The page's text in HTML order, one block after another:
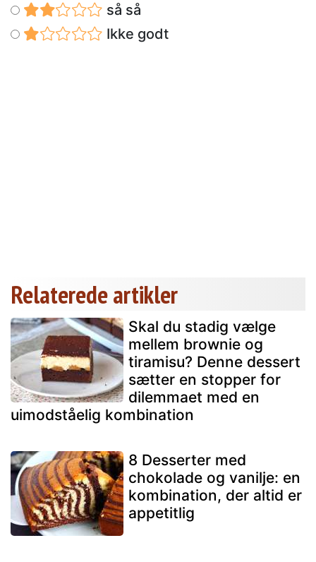
så så
Ikke godt
Relaterede artikler
Skal du stadig vælge
mellem brownie og
tiramisu? Denne dessert
sætter en stopper for
dilemmaet med en
uimodståelig kombination
8 Desserter med
chokolade og vanilje: en
kombination, der altid er
appetitlig